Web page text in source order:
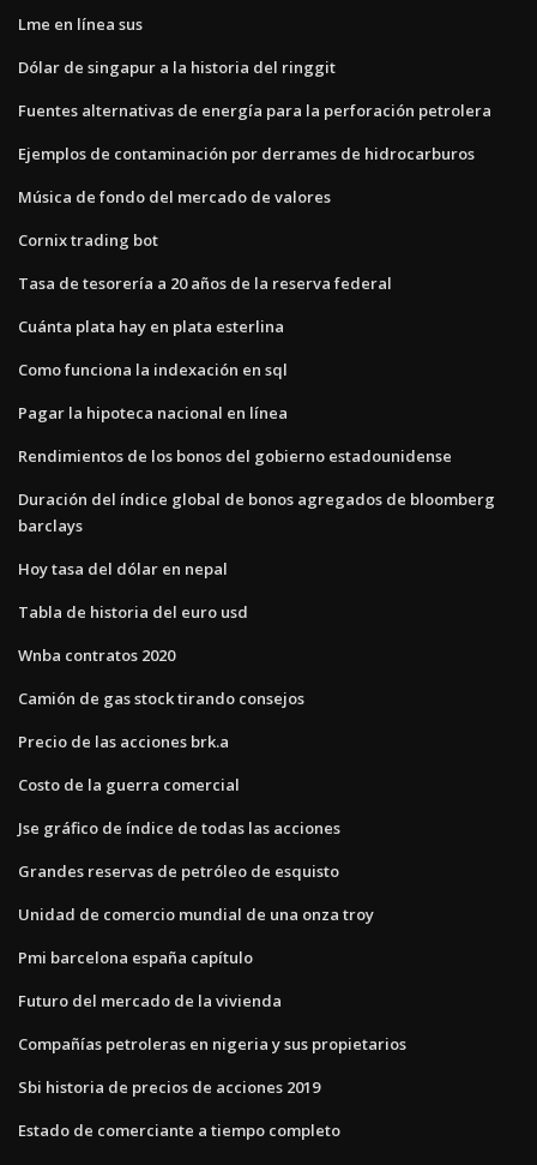
Lme en línea sus
Dólar de singapur a la historia del ringgit
Fuentes alternativas de energía para la perforación petrolera
Ejemplos de contaminación por derrames de hidrocarburos
Música de fondo del mercado de valores
Cornix trading bot
Tasa de tesorería a 20 años de la reserva federal
Cuánta plata hay en plata esterlina
Como funciona la indexación en sql
Pagar la hipoteca nacional en línea
Rendimientos de los bonos del gobierno estadounidense
Duración del índice global de bonos agregados de bloomberg
barclays
Hoy tasa del dólar en nepal
Tabla de historia del euro usd
Wnba contratos 2020
Camión de gas stock tirando consejos
Precio de las acciones brk.a
Costo de la guerra comercial
Jse gráfico de índice de todas las acciones
Grandes reservas de petróleo de esquisto
Unidad de comercio mundial de una onza troy
Pmi barcelona españa capítulo
Futuro del mercado de la vivienda
Compañías petroleras en nigeria y sus propietarios
Sbi historia de precios de acciones 2019
Estado de comerciante a tiempo completo